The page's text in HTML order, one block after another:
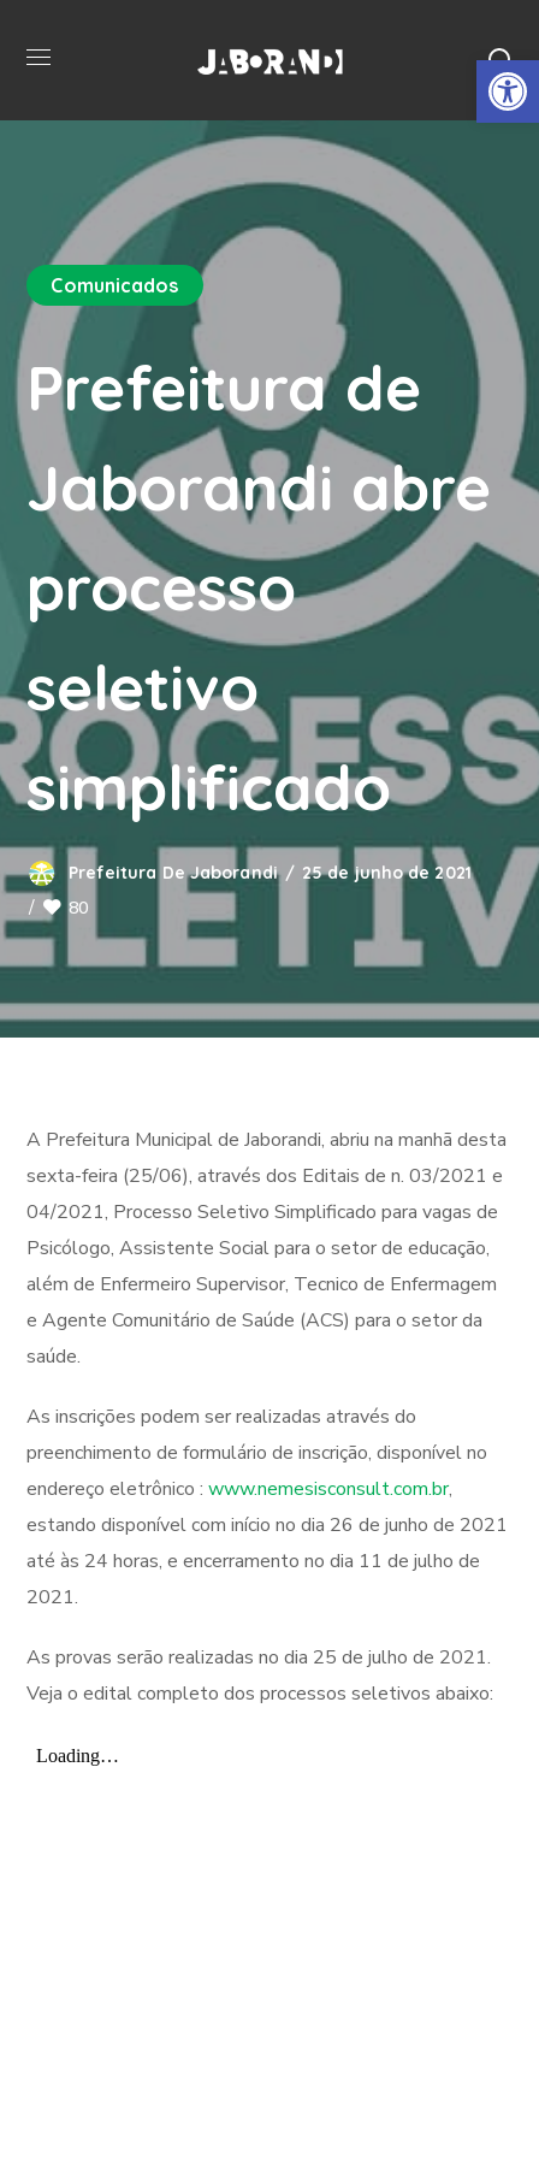
Comunicados
Prefeitura de
Jaborandi abre
processo
seletivo
simplificado
Prefeitura De Jaborandi 25 de junho de 2021
80
A Prefeitura Municipal de Jaborandi, abriu na manhã desta
sexta-feira (25/06), através dos Editais de n. 03/2021 e
04/2021, Processo Seletivo Simplificado para vagas de
Psicólogo, Assistente Social para o setor de educação,
além de Enfermeiro Supervisor, Tecnico de Enfermagem
e Agente Comunitário de Saúde (ACS) para o setor da
saúde.
As inscrições podem ser realizadas através do
preenchimento de formulário de inscrição, disponível no
endereço eletrônico :www.nemesisconsult.com.br,
estando disponível com início no dia 26 de junho de 2021
até às 24 horas, e encerramento no dia 11 de julho de
2021.
As provas serão realizadas no dia 25 de julho de 2021.
Veja o edital completo dos processos seletivos abaixo: